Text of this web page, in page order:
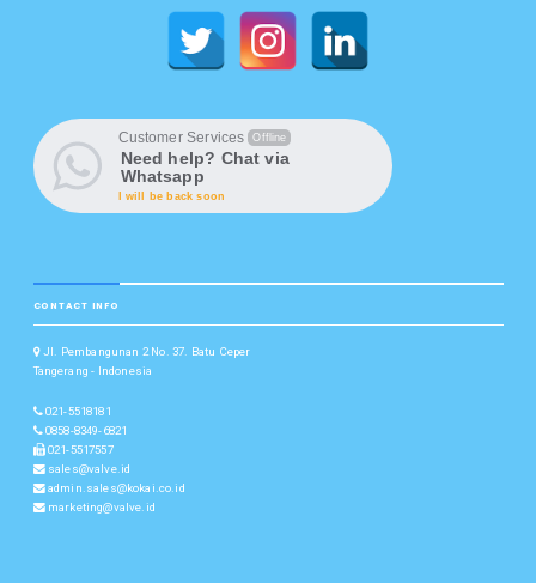
Customer Services Offline
Need help? Chat via
Whatsapp
I will be back soon
CONTACT INFO
Jl. Pembangunan 2 No. 37. Batu Ceper
Tangerang - Indonesia
021-5518181
0858-8349-6821
021-5517557
sales@valve.id
admin.sales@kokai.co.id
marketing@valve.id